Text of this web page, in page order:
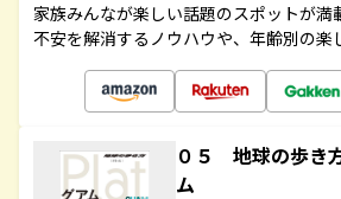
家族みんなが楽しい話題のスポットが満
不安を解消するノウハウや、年齢別の楽
０５ 地球の歩
ム